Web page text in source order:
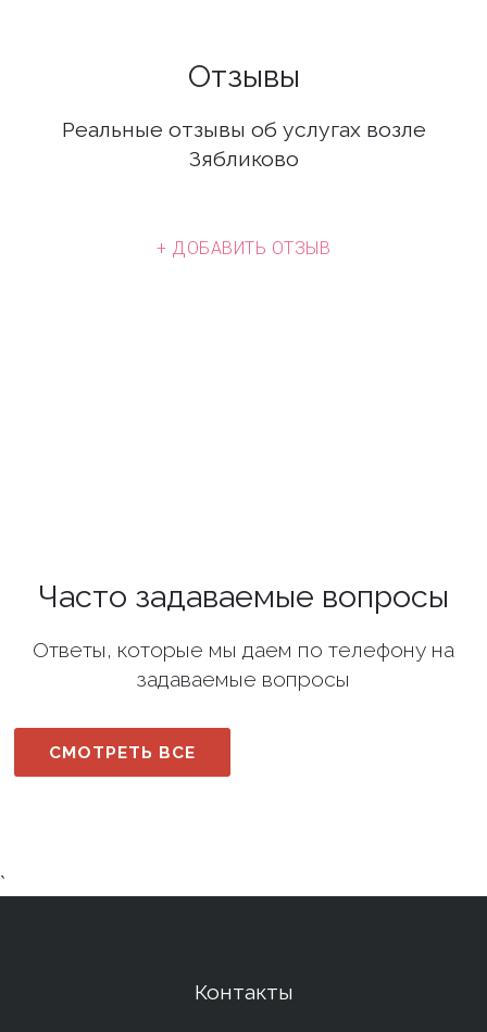
Отзывы
Реальные отзывы об услугах возле
Зябликово
+ ДОБАВИТЬ ОТЗЫВ
Часто задаваемые вопросы
Ответы, которые мы даем по телефону на
задаваемые вопросы
СМОТРЕТЬ ВСЕ
`
Контакты